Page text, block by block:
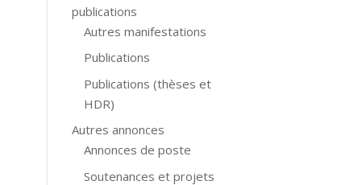
publications
Autres manifestations
Publications
Publications (thèses et
HDR)
Autres annonces
Annonces de poste
Soutenances et projets